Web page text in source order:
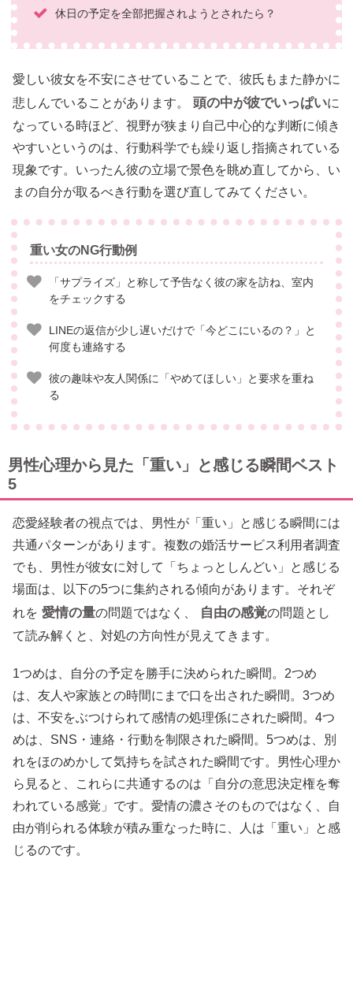
休日の予定を全部把握されようとされたら？
愛しい彼女を不安にさせていることで、彼氏もまた静かに
悲しんでいることがあります。
頭の中が彼でいっぱいに
なっている時ほど、視野が狭まり自己中心的な判断に傾き
やすいというのは、行動科学でも繰り返し指摘されている
現象です。いったん彼の立場で景色を眺め直してから、い
まの自分が取るべき行動を選び直してみてください。
重い女のNG行動例
「サプライズ」と称して予告なく彼の家を訪ね、室内
をチェックする
LINEの返信が少し遅いだけで「今どこにいるの？」と
何度も連絡する
彼の趣味や友人関係に「やめてほしい」と要求を重ね
る
男性心理から見た「重い」と感じる瞬間ベスト
5
恋愛経験者の視点では、男性が「重い」と感じる瞬間には
共通パターンがあります。複数の婚活サービス利用者調査
でも、男性が彼女に対して「ちょっとしんどい」と感じる
場面は、以下の5つに集約される傾向があります。それぞ
れを 愛情の量の問題ではなく、 自由の感覚の問題とし
て読み解くと、対処の方向性が見えてきます。
1つめは、自分の予定を勝手に決められた瞬間。2つめ
は、友人や家族との時間にまで口を出された瞬間。3つめ
は、不安をぶつけられて感情の処理係にされた瞬間。4つ
めは、SNS・連絡・行動を制限された瞬間。5つめは、別
れをほのめかして気持ちを試された瞬間です。男性心理か
ら見ると、これらに共通するのは「自分の意思決定権を奪
われている感覚」です。愛情の濃さそのものではなく、自
由が削られる体験が積み重なった時に、人は「重い」と感
じるのです。